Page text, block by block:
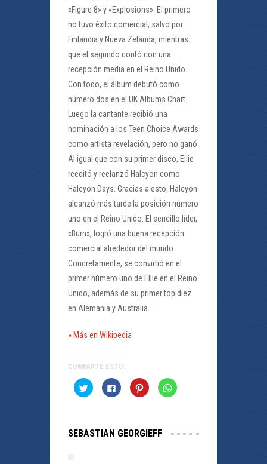
«Figure 8» y «Explosions». El primero
no tuvo éxito comercial, salvo por
Finlandia y Nueva Zelanda, mientras
que el segundo contó con una
recepción media en el Reino Unido.
Con todo, el álbum debutó como
número dos en el UK Albums Chart.
Luego la cantante recibió una
nominación a los Teen Choice Awards
como artista revelación, pero no ganó.
Al igual que con su primer disco, Ellie
reeditó y reelanzó Halcyon como
Halcyon Days. Gracias a esto, Halcyon
alcanzó más tarde la posición número
uno en el Reino Unido. El sencillo líder,
«Burn», logró una buena recepción
comercial alrededor del mundo.
Concretamente, se convirtió en el
primer número uno de Ellie en el Reino
Unido, además de su primer top diez
en Alemania y Australia.
» Más en Wikipedia
COMPARTE ESTO:
Haz
clic
(Se
abre
Haz
clic
(Se
abre
Haz
clic
(Se
abre
Haz
clic
abre
SEBASTIAN GEORGIEFF